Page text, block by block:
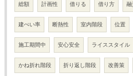
総額 計画性 借りる 借り方
建ぺい率 断熱性 室内階段 位置
施工期間中 安心安全 ライススタイル
かね折れ階段 折り返し階段 改善策